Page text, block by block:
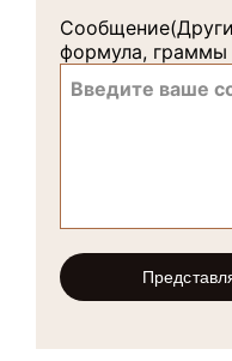
формула, граммы